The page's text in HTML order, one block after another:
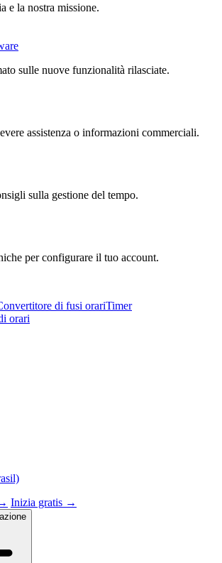
e la nostra missione.
sulle nuove funzionalità rilasciate.
assistenza o informazioni commerciali.
sulla gestione del tempo.
per configurare il tuo account.
di fusi orariTimer
orari
Inizia gratis →